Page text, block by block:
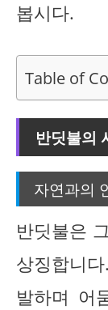
봅시다.
Table of
반딧불의
자연과의
반딧불은
상징합니
발하며 어